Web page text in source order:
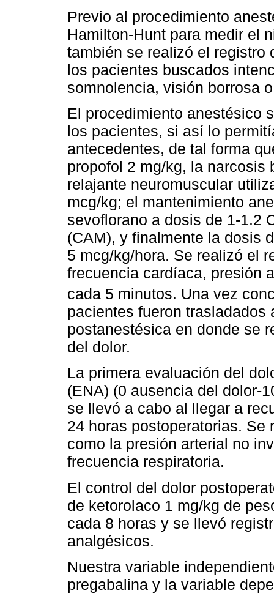
Previo al procedimiento
Hamilton-Hunt para medir el
también se realizó el registro
los pacientes buscados
somnolencia, visión borrosa
El procedimiento anestésico
los pacientes, si así lo
antecedentes, de tal forma
propofol 2 mg/kg, la narcosis
relajante neuromuscular
mcg/kg; el mantenimiento
sevoflorano a dosis de 1-1.2
(CAM), y finalmente la dosis
5 mcg/kg/hora. Se realizó el
frecuencia cardíaca, presión
cada 5 minutos. Una vez
pacientes fueron trasladados
postanestésica en donde se
del dolor.
La primera evaluación del
(ENA) (0 ausencia del dolor-
se llevó a cabo al llegar a
24 horas postoperatorias.
como la presión arterial no
frecuencia respiratoria.
El control del dolor
de ketorolaco 1 mg/kg de
cada 8 horas y se llevó
analgésicos.
Nuestra variable
pregabalina y la variable